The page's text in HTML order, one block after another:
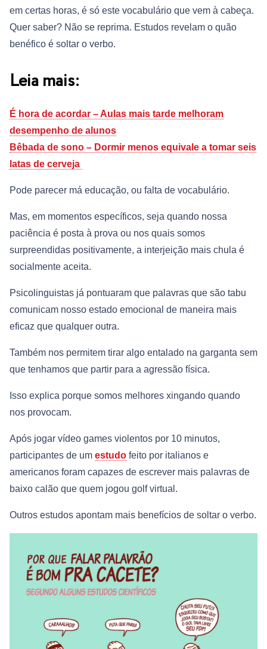
em certas horas, é só este vocabulário que vem à cabeça.
Quer saber? Não se reprima. Estudos revelam o quão
benéfico é soltar o verbo.
Leia mais:
É hora de acordar – Aulas mais tarde melhoram
desempenho de alunos
Bêbada de sono – Dormir menos equivale a tomar seis
latas de cerveja
Pode parecer má educação, ou falta de vocabulário.
Mas, em momentos específicos, seja quando nossa
paciência é posta à prova ou nos quais somos
surpreendidas positivamente, a interjeição mais chula é
socialmente aceita.
Psicolinguistas já pontuaram que palavras que são tabu
comunicam nosso estado emocional de maneira mais
eficaz que qualquer outra.
Também nos permitem tirar algo entalado na garganta sem
que tenhamos que partir para a agressão física.
Isso explica porque somos melhores xingando quando
nos provocam.
Após jogar vídeo games violentos por 10 minutos,
participantes de um estudo feito por italianos e
americanos foram capazes de escrever mais palavras de
baixo calão que quem jogou golf virtual.
Outros estudos apontam mais benefícios de soltar o verbo.